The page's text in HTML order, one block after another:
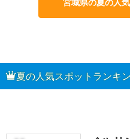
夏の人気スポットランキ